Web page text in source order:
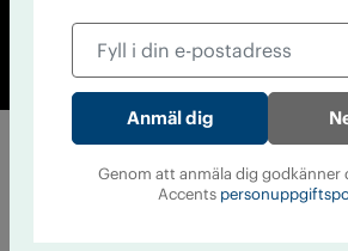
© Tidningen Accent
Cookiepolicy
Genom att anmäla dig godkänner
Accents